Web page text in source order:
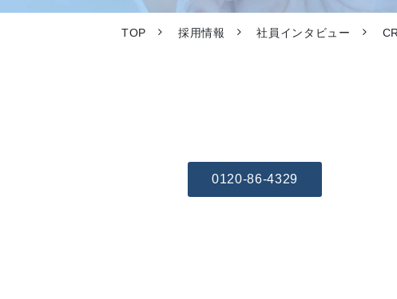
TOP 採用情報 社員インタビュー
0120-86-4329